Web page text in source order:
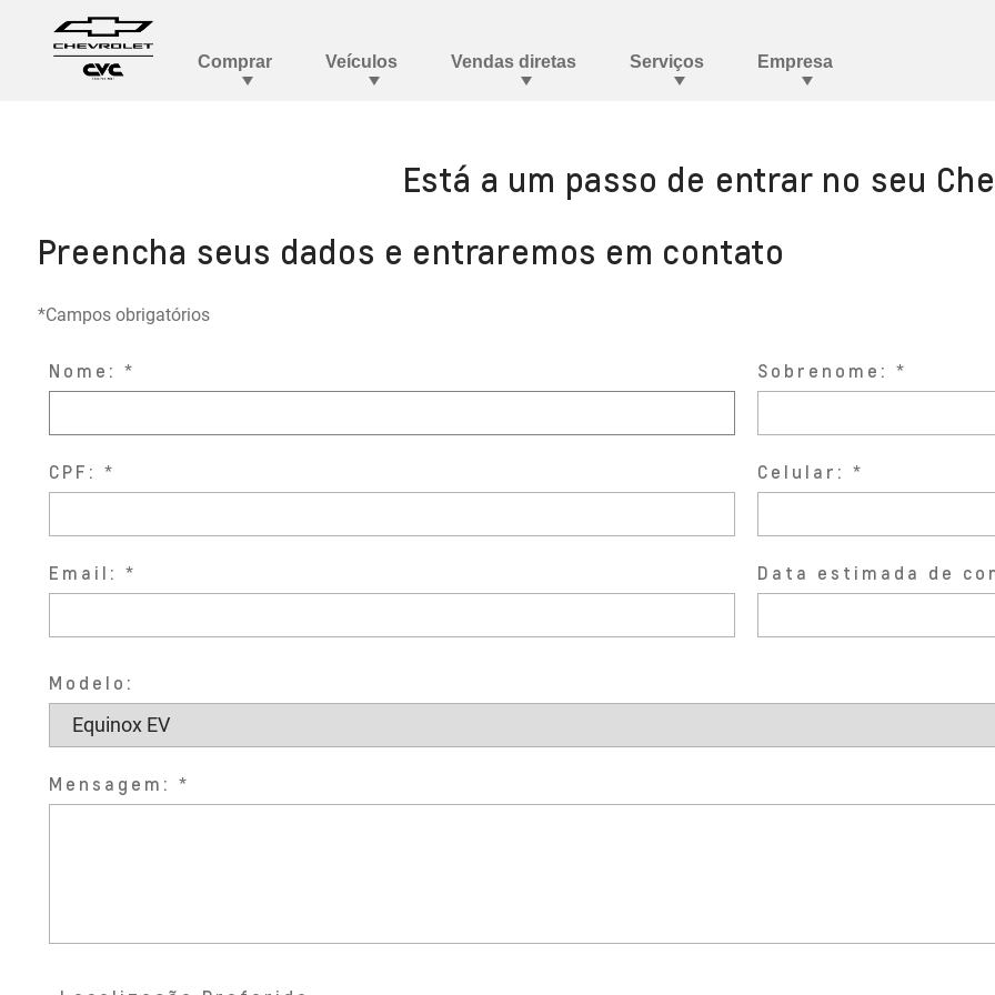
Está a um passo de entrar no seu
Preencha seus dados e entraremos em contato
*Campos obrigatórios
Nome: Sobrenome:
CPF: Celular:
Email: Data estimada de
Modelo:
Mensagem: